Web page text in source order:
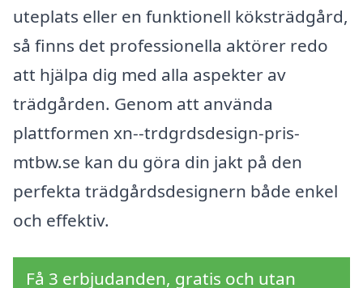
uteplats eller en funktionell köksträdgård,
så finns det professionella aktörer redo
att hjälpa dig med alla aspekter av
trädgården. Genom att använda
plattformen xn--trdgrdsdesign-pris-
mtbw.se kan du göra din jakt på den
perfekta trädgårdsdesignern både enkel
och effektiv.
Få 3 erbjudanden, gratis och utan